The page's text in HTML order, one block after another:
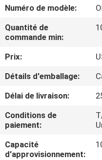
NOUS
DE
L'USINE
CONTRÔLE
DE
QUALITÉ
Numéro de modèle:
Quantité de
commande min:
Prix:
Détails d'emballage:
Délai de livraison:
Conditions de
paiement:
Capacité
d'approvisionnement: